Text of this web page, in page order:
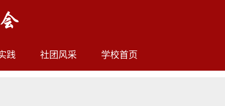
践 社团风采 学校首页